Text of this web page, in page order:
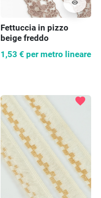
visibility
Fettuccia in pizzo
beige freddo
1,53 € per metro lineare
favorite